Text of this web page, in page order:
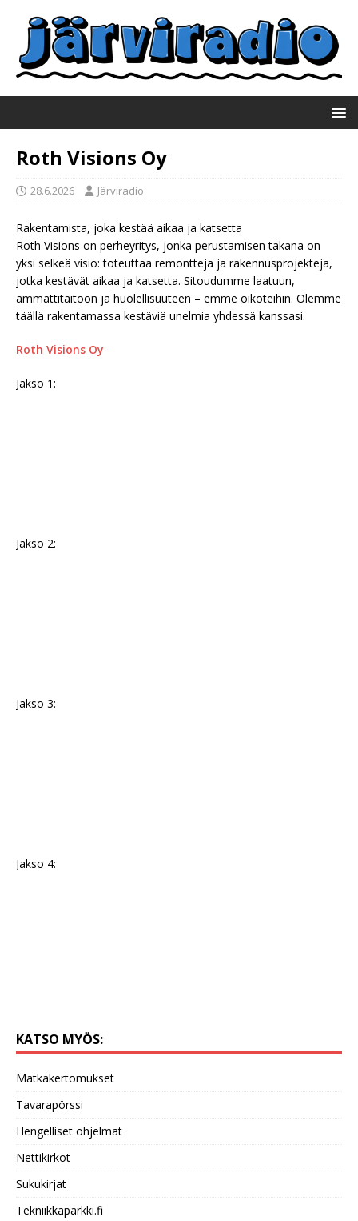
Roth Visions Oy
28.6.2026 Järviradio
Rakentamista, joka kestää aikaa ja katsetta
Roth Visions on perheyritys, jonka perustamisen takana on
yksi selkeä visio: toteuttaa remontteja ja rakennusprojekteja,
jotka kestävät aikaa ja katsetta. Sitoudumme laatuun,
ammattitaitoon ja huolellisuuteen – emme oikoteihin. Olemme
täällä rakentamassa kestäviä unelmia yhdessä kanssasi.
Roth Visions Oy
Jakso 1:
Jakso 2:
Jakso 3:
Jakso 4:
KATSO MYÖS:
Matkakertomukset
Tavarapörssi
Hengelliset ohjelmat
Nettikirkot
Sukukirjat
Tekniikkaparkki.fi